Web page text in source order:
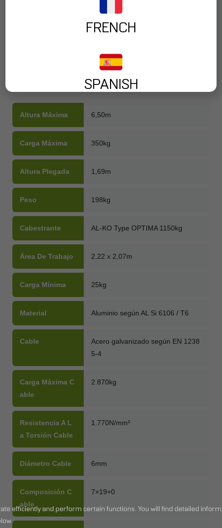
Altura Máxima 6,50m
Carga Máxima 350kg
Altura Plegada 1,69m
Peso 198kg
Cabestrante AL-KO Type OPTIMA 1150kg
Área De Trabajo 2,22 x 2,07m
Carga Mínima 25kg
Material Aluminio según AL Si 6106 / T6
Cable
Acero galvanizado según EN 1238
5-4
Carga Máxima C
Able
2.870kg
Resistencia A L
A Torsión Cable
1.770N/mm²
Diámetro Cable 6mm
Composición C
Able
7×19+0
FRENCH
SPANISH